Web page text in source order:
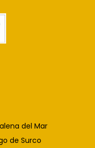
del Mar
de Surco